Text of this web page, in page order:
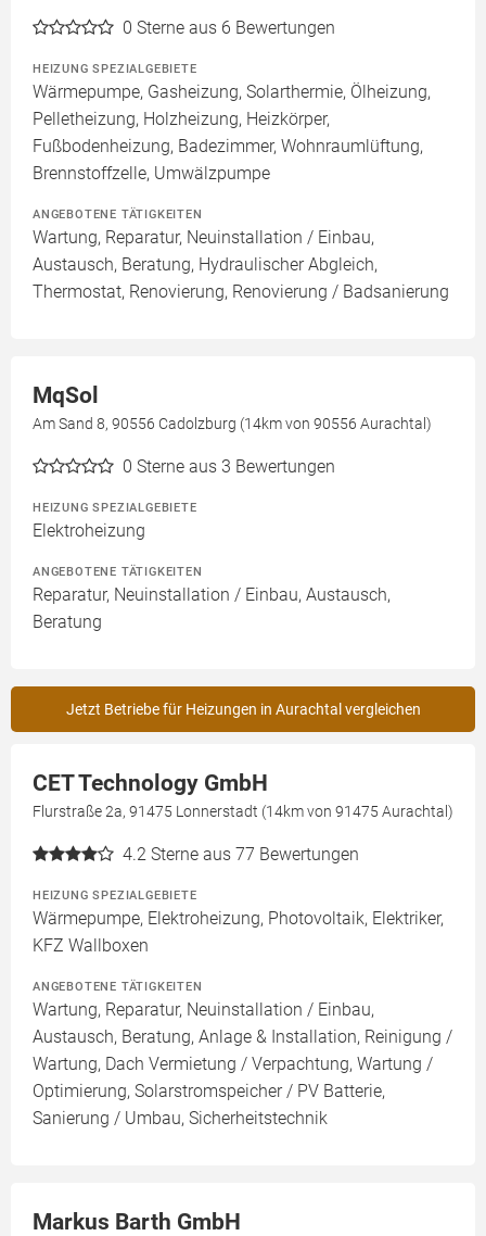
0 Sterne aus 6 Bewertungen
HEIZUNG SPEZIALGEBIETE
Wärmepumpe, Gasheizung, Solarthermie, Ölheizung,
Pelletheizung, Holzheizung, Heizkörper,
Fußbodenheizung, Badezimmer, Wohnraumlüftung,
Brennstoffzelle, Umwälzpumpe
ANGEBOTENE TÄTIGKEITEN
Wartung, Reparatur, Neuinstallation / Einbau,
Austausch, Beratung, Hydraulischer Abgleich,
Thermostat, Renovierung, Renovierung / Badsanierung
MqSol
Am Sand 8, 90556 Cadolzburg (14km von 90556 Aurachtal)
0 Sterne aus 3 Bewertungen
HEIZUNG SPEZIALGEBIETE
Elektroheizung
ANGEBOTENE TÄTIGKEITEN
Reparatur, Neuinstallation / Einbau, Austausch,
Beratung
Jetzt Betriebe für Heizungen in Aurachtal vergleichen
CET Technology GmbH
Flurstraße 2a, 91475 Lonnerstadt (14km von 91475 Aurachtal)
4.2 Sterne aus 77 Bewertungen
HEIZUNG SPEZIALGEBIETE
Wärmepumpe, Elektroheizung, Photovoltaik, Elektriker,
KFZ Wallboxen
ANGEBOTENE TÄTIGKEITEN
Wartung, Reparatur, Neuinstallation / Einbau,
Austausch, Beratung, Anlage & Installation, Reinigung /
Wartung, Dach Vermietung / Verpachtung, Wartung /
Optimierung, Solarstromspeicher / PV Batterie,
Sanierung / Umbau, Sicherheitstechnik
Markus Barth GmbH